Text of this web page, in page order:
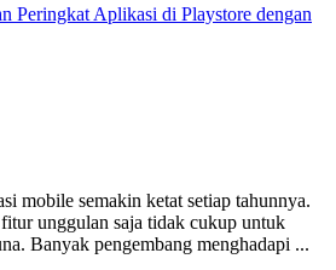
Peringkat Aplikasi di Playstore dengan
mobile semakin ketat setiap tahunnya.
unggulan saja tidak cukup untuk
Banyak pengembang menghadapi ...